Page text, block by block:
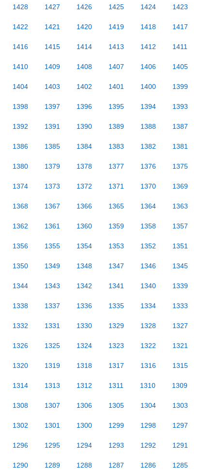
1428 1427 1426 1425 1424 1423
1422 1421 1420 1419 1418 1417
1416 1415 1414 1413 1412 1411
1410 1409 1408 1407 1406 1405
1404 1403 1402 1401 1400 1399
1398 1397 1396 1395 1394 1393
1392 1391 1390 1389 1388 1387
1386 1385 1384 1383 1382 1381
1380 1379 1378 1377 1376 1375
1374 1373 1372 1371 1370 1369
1368 1367 1366 1365 1364 1363
1362 1361 1360 1359 1358 1357
1356 1355 1354 1353 1352 1351
1350 1349 1348 1347 1346 1345
1344 1343 1342 1341 1340 1339
1338 1337 1336 1335 1334 1333
1332 1331 1330 1329 1328 1327
1326 1325 1324 1323 1322 1321
1320 1319 1318 1317 1316 1315
1314 1313 1312 1311 1310 1309
1308 1307 1306 1305 1304 1303
1302 1301 1300 1299 1298 1297
1296 1295 1294 1293 1292 1291
1290 1289 1288 1287 1286 1285